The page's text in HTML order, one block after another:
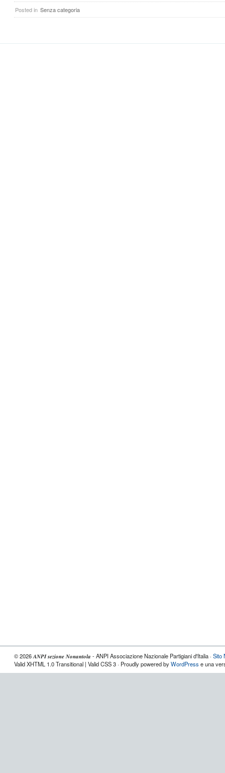
Posted in Senza categoria
© 2026 𝑨𝑵𝑷𝑰 𝒔𝒆𝒛𝒊𝒐𝒏𝒆 𝑵𝒐𝒏𝒂𝒏𝒕𝒐𝒍𝒂 - ANPI Associazione Nazionale Partigiani d'Italia · Sito
Valid XHTML 1.0 Transitional | Valid CSS 3 · Proudly powered byWordPress e una